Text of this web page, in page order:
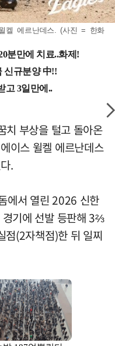
켈 에르난데스. (사진 = 한화
치 부상을 털고 돌아온
이스 윌켈 에르난데스
.
에서 열린 2026 신한
경기에 선발 등판해 3⅔
점(2자책점)한 뒤 일찌